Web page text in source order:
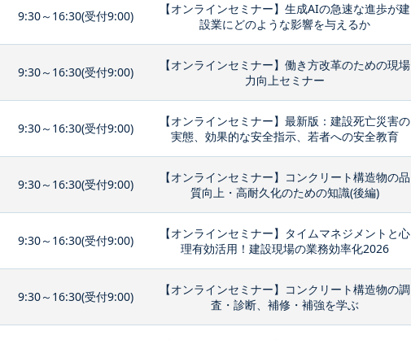
9:30～16:30(受付9:00)
【オンラインセミナー】生成AIの急速な進歩が建
設業にどのような影響を与えるか
9:30～16:30(受付9:00)
【オンラインセミナー】働き方改革のための現場
力向上セミナー
9:30～16:30(受付9:00)
【オンラインセミナー】最新版：建設死亡災害の
実態、効果的な安全指示、若者への安全教育
9:30～16:30(受付9:00)
【オンラインセミナー】コンクリート構造物の品
質向上・高耐久化のための知識(後編)
9:30～16:30(受付9:00)
【オンラインセミナー】タイムマネジメントと心
理有効活用！建設現場の業務効率化2026
9:30～16:30(受付9:00)
【オンラインセミナー】コンクリート構造物の調
査・診断、補修・補強を学ぶ